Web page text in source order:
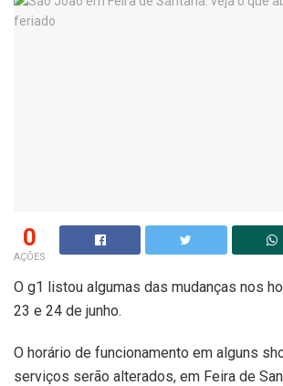
0
AÇÕES
O g1 listou algumas das mudanças nos
23 e 24 de junho.
O horário de funcionamento em alguns
serviços serão alterados, em Feira de